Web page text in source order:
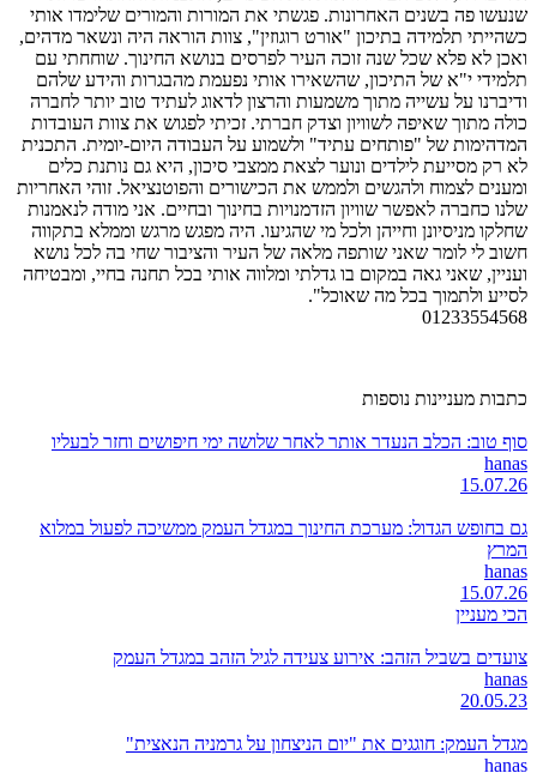
שנעשו פה בשנים האחרונות. פגשתי את המורות והמורים שלימדו אותי
כשהייתי תלמידה בתיכון "אורט רוגוזין", צוות הוראה היה ונשאר מדהים,
ואכן לא פלא שכל שנה זוכה העיר לפרסים בנושא החינוך. שוחחתי עם
תלמידי י"א של התיכון, שהשאירו אותי נפעמת מהבגרות והידע שלהם
ודיברנו על עשייה מתוך משמעות והרצון לדאוג לעתיד טוב יותר לחברה
כולה מתוך שאיפה לשוויון וצדק חברתי. זכיתי לפגוש את צוות העובדות
המדהימות של "פותחים עתיד" ולשמוע על העבודה היום-יומית. התכנית
לא רק מסייעת לילדים ונוער לצאת ממצבי סיכון, היא גם נותנת כלים
ומענים לצמוח ולהגשים ולממש את הכישורים והפוטנציאל. זוהי האחריות
שלנו כחברה לאפשר שוויון הזדמנויות בחינוך ובחיים. אני מודה לנאמנות
שחלקו מניסיונן וחייהן ולכל מי שהגיעו. היה מפגש מרגש וממלא בתקווה
חשוב לי לומר שאני שותפה מלאה של העיר והציבור שחי בה לכל נושא
ועניין, שאני גאה במקום בו גדלתי ומלווה אותי בכל תחנה בחיי, ומבטיחה
לסייע ולתמוך בכל מה שאוכל".
01233554568
כתבות מעניינות נוספות
סוף טוב: הכלב הנעדר אותר לאחר שלושה ימי חיפושים וחזר לבעליו
hanas
15.07.26
גם בחופש הגדול: מערכת החינוך במגדל העמק ממשיכה לפעול במלוא
המרץ
hanas
15.07.26
הכי מעניין
צועדים בשביל הזהב: אירוע צעידה לגיל הזהב במגדל העמק
hanas
20.05.23
מגדל העמק: חוגגים את "יום הניצחון על גרמניה הנאצית"
hanas